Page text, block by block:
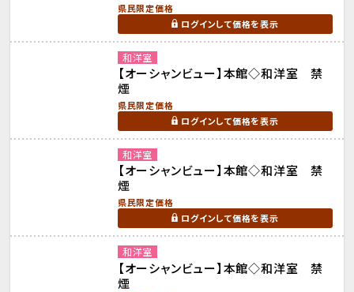
県民限定価格
ログインして価格を表示
和洋室
【オーシャンビュー】本館◇和洋室 禁
煙
県民限定価格
ログインして価格を表示
和洋室
【オーシャンビュー】本館◇和洋室 禁
煙
県民限定価格
ログインして価格を表示
和洋室
【オーシャンビュー】本館◇和洋室 禁
煙